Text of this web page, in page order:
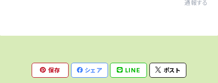
通報する
保存 シェア LINE ポスト